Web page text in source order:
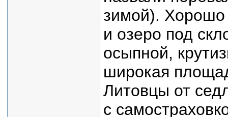
зимой). Хорошо
и озеро под
осыпной,
широкая
Литовцы от
с